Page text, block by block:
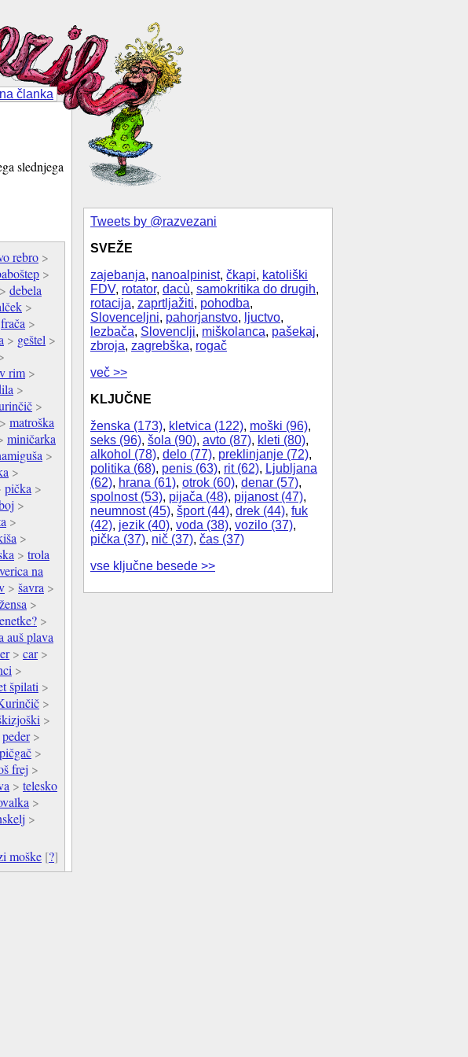
članka
Tweets by @razvezani
SVEŽE
zajebanja, nanoalpinist, čkapi, katoliški
FDV, rotator, dacù, samokritika do drugih,
rotacija, zaprtljažiti, pohodba,
Slovenceljni, pahorjanstvo, ljuctvo,
lezbača, Slovenclji, miškolanca, pašekaj,
zbroja, zagrebška, rogač
več >>
KLJUČNE
ženska (173), kletvica (122), moški (96),
seks (96), šola (90), avto (87), kleti (80),
alkohol (78), delo (77), preklinjanje (72),
politika (68), penis (63), rit (62), Ljubljana
(62), hrana (61), otrok (60), denar (57),
spolnost (53), pijača (48), pijanost (47),
neumnost (45), šport (44), drek (44), fuk
(42), jezik (40), voda (38), vozilo (37),
pička (37), nič (37), čas (37)
vse ključne besede >>
slednjega
rebro >
>
> debela
>
frača >
> geštel >
rim >
>
>
> matroška
miničarka
>
>
pička >
>
>
>
> trola
na
> šavra >
žensa >
>
auš plava
> car>
>
špilati >
>
>
peder>
pičgač >
frej >
> telesko
>
>
moške [?]